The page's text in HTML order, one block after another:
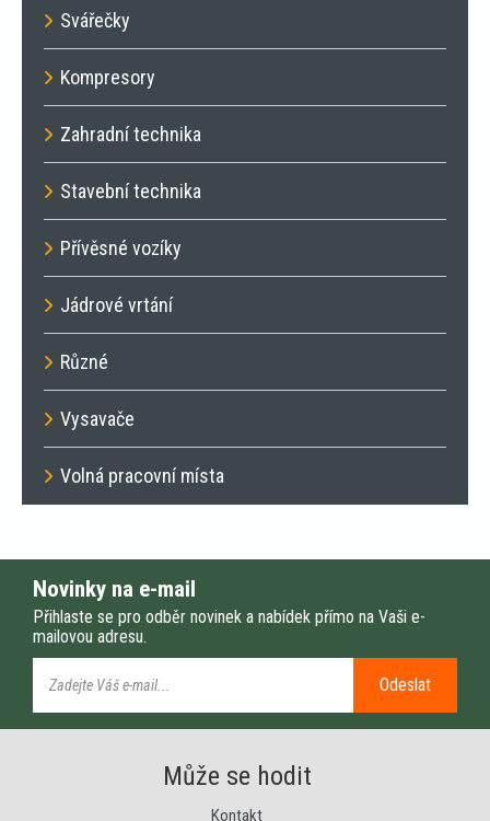
Svářečky
Kompresory
Zahradní technika
Stavební technika
Přívěsné vozíky
Jádrové vrtání
Různé
Vysavače
Volná pracovní místa
Novinky na e-mail
Přihlaste se pro odběr novinek a nabídek přímo na Vaši e-
mailovou adresu.
Odeslat
Může se hodit
Kontakt